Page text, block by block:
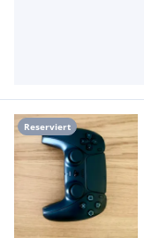
Reserviert